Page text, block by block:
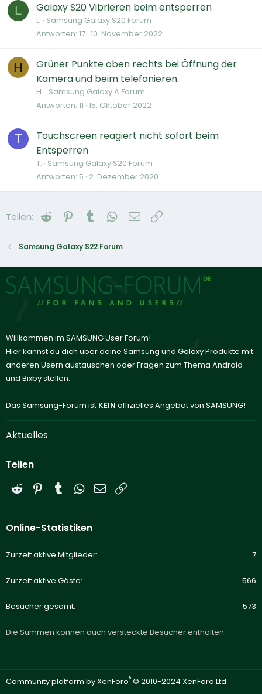
L Galaxy S20 Vibrieren beim entsperren
L. Samsung Galaxy S20 Forum
Antworten 17 10. November 2022
H
Grüner Punkte oben rechts bei Öffnung der
Kamera und beim telefonieren.
H. Samsung Galaxy A Forum
Antworten 11 15. Oktober 2022
T
Touchscreen reagiert nicht sofort beim
Entsperren
T. Samsung Galaxy S20 Forum
Antworten 5 2. Dezember 2020
Teilen: Reddit Pinterest
Tumblr WhatsApp
E-Mail
Samsung Galaxy S22 Forum
Willkommen im SAMSUNG User Forum!
Hier kannst du dich über deine Samsung und Galaxy Produkte mit
anderen Usern austauschen oder Fragen zum Thema Android
und Bixby stellen.
Das Samsung-Forum ist KEIN offizielles Angebot von SAMSUNG!
Aktuelles
Teilen
Reddit PinterestTumblrWhatsApp
E-Mail
Online-Statistiken
Zurzeit aktive Mitglieder 7
Zurzeit aktive Gäste 566
Besucher gesamt 573
Die Summen können auch versteckte Besucher enthalten.
Community platform by XenForo® © 2010-2024 XenForo Ltd.